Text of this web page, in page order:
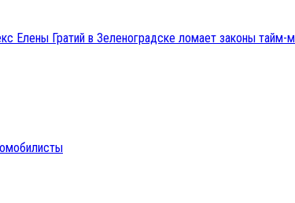
Елены Гратий в Зеленоградске ломает законы